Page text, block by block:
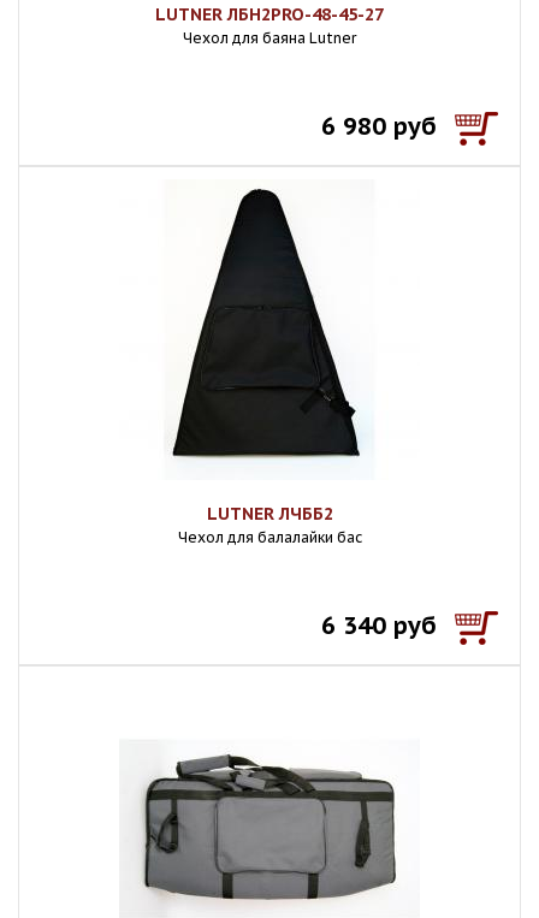
LUTNER ЛБН2PRO-48-45-27
Чехол для баяна Lutner
6 980 руб
LUTNER ЛЧББ2
Чехол для балалайки бас
6 340 руб